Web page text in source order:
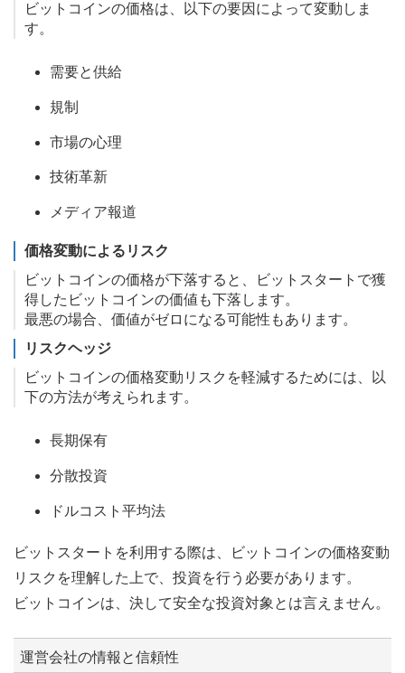
ビットコインの価格は、以下の要因によって変動しま
す。
需要と供給
規制
市場の心理
技術革新
メディア報道
価格変動によるリスク
ビットコインの価格が下落すると、ビットスタートで獲
得したビットコインの価値も下落します。
最悪の場合、価値がゼロになる可能性もあります。
リスクヘッジ
ビットコインの価格変動リスクを軽減するためには、以
下の方法が考えられます。
長期保有
分散投資
ドルコスト平均法
ビットスタートを利用する際は、ビットコインの価格変動
リスクを理解した上で、投資を行う必要があります。
ビットコインは、決して安全な投資対象とは言えません。
運営会社の情報と信頼性